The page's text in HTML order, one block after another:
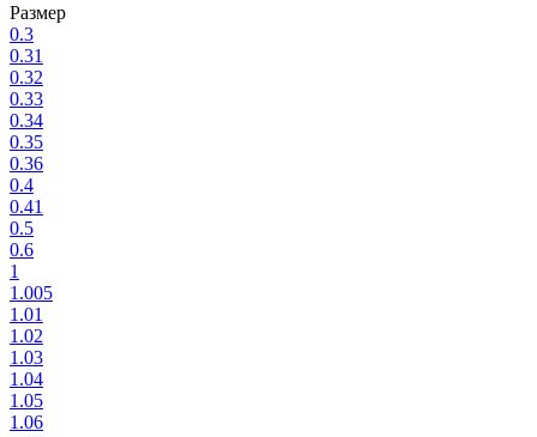
Размер
0.3
0.31
0.32
0.33
0.34
0.35
0.36
0.4
0.41
0.5
0.6
1
1.005
1.01
1.02
1.03
1.04
1.05
1.06